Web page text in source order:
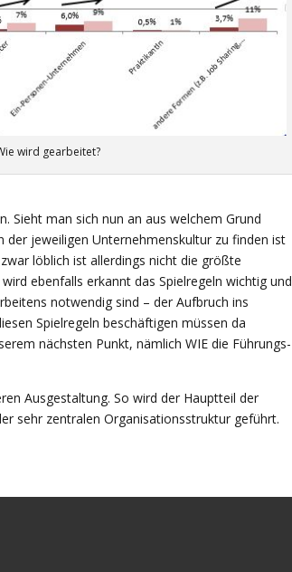
wird gearbeitet?
Sieht man sich nun an aus welchem Grund
jeweiligen Unternehmenskultur zu finden ist
löblich ist allerdings nicht die größte
ebenfalls erkannt das Spielregeln wichtig und
notwendig sind – der Aufbruch ins
Spielregeln beschäftigen müssen da
nächsten Punkt, nämlich WIE die Führungs-
Ausgestaltung. So wird der Hauptteil der
sehr zentralen Organisationsstruktur geführt.